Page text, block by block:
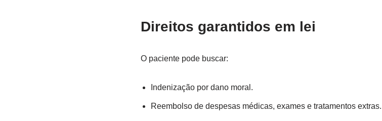
Direitos garantidos em lei
O paciente pode buscar:
Indenização por dano moral.
Reembolso de despesas médicas, exames e tratamentos extras.